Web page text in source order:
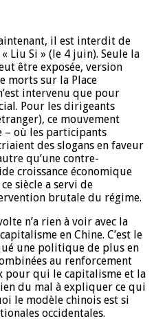
il est interdit de
Liu Si » (le 4 juin). Seule la
être exposée, version
morts sur la Place
intervenu que pour
Pour les dirigeants
ce mouvement
– où les participants
des slogans en faveur
qu’une contre-
croissance économique
siècle a servi de
brutale du régime.
n’a rien à voir avec la
en Chine. C’est le
une politique de plus en
au renforcement
pour qui le capitalisme et la
du mal à expliquer ce qui
le modèle chinois est si
occidentales.